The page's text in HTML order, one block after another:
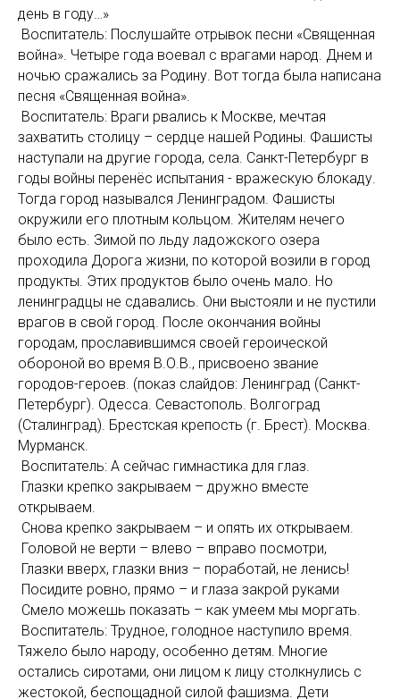
день в году…»
Воспитатель: Послушайте отрывок песни «Священная
война». Четыре года воевал с врагами народ. Днем и
ночью сражались за Родину. Вот тогда была написана
песня «Священная война».
Воспитатель: Враги рвались к Москве, мечтая
захватить столицу – сердце нашей Родины. Фашисты
наступали на другие города, села. Санкт-Петербург в
годы войны перенёс испытания - вражескую блокаду.
Тогда город назывался Ленинградом. Фашисты
окружили его плотным кольцом. Жителям нечего
было есть. Зимой по льду ладожского озера
проходила Дорога жизни, по которой возили в город
продукты. Этих продуктов было очень мало. Но
ленинградцы не сдавались. Они выстояли и не пустили
врагов в свой город. После окончания войны
городам, прославившимся своей героической
обороной во время В.О.В., присвоено звание
городов-героев. (показ слайдов: Ленинград (Санкт-
Петербург). Одесса. Севастополь. Волгоград
(Сталинград). Брестская крепость (г. Брест). Москва.
Мурманск.
Воспитатель: А сейчас гимнастика для глаз.
Глазки крепко закрываем – дружно вместе
открываем.
Снова крепко закрываем – и опять их открываем.
Головой не верти – влево – вправо посмотри,
Глазки вверх, глазки вниз – поработай, не ленись!
Посидите ровно, прямо – и глаза закрой руками
Смело можешь показать – как умеем мы моргать.
Воспитатель: Трудное, голодное наступило время.
Тяжело было народу, особенно детям. Многие
остались сиротами, они лицом к лицу столкнулись с
жестокой, беспощадной силой фашизма. Дети